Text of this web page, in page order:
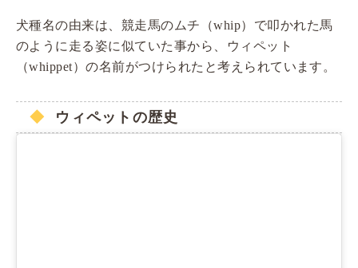
犬種名の由来は、競走馬のムチ（whip）で叩かれた馬
のように走る姿に似ていた事から、ウィペット
（whippet）の名前がつけられたと考えられています。
ウィペットの歴史